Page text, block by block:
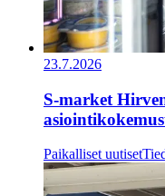
23.7.2026
S-market
Paikalliset uutiset